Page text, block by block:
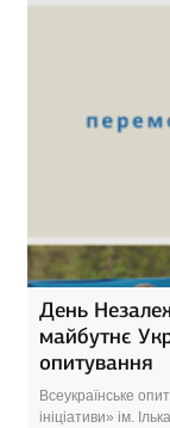
День
майбутнє
опитування
Всеукраїнське
ініціативи» ім.